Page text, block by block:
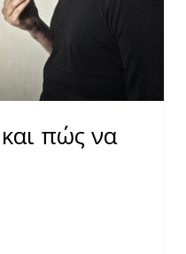
και πώς να